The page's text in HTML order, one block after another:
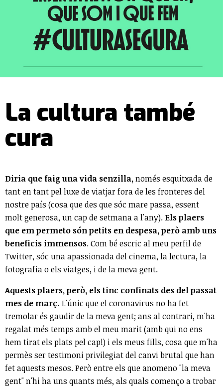
La cultura també
cura
Diria que faig una vida senzilla,només esquitxada de
tant en tant pel luxe de viatjar fora de les fronteres del
nostre país (cosa que des que sóc mare passa, essent
molt generosa, un cap de setmana a l'any). Els plaers
que em permeto són petits en despesa, però amb uns
beneficis immensos. Com bé escric al meu perfil de
Twitter, sóc una apassionada del cinema, la lectura, la
fotografia o els viatges, i de la meva gent.
Aquests plaers, però, els tinc confinats des del passat
mes de març. L'únic que el coronavirus no ha fet
tremolar és gaudir de la meva gent; ans al contrari, m'ha
regalat més temps amb el meu marit (amb qui no ens
hem tirat els plats pel cap!) i els meus fills, cosa que m'ha
permès ser testimoni privilegiat del canvi brutal que han
fet aquests mesos. Però entre els que anomeno "la meva
gent" n'hi ha uns quants més, als quals començo a trobar